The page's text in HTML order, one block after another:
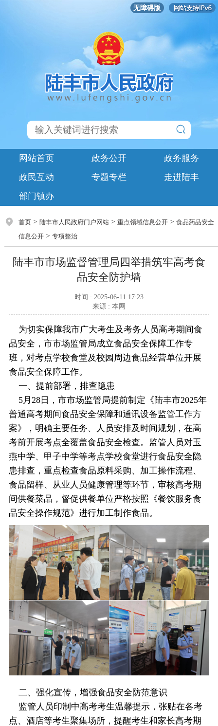
无障碍版
网站首页 政务公开
政务服务
政民互动
专题专栏
走进陆丰
部门镇办
首页> 陆丰市人民政府门户网站> 重点领域信息公开> 食品药品安全
信息公开> 专项整治
陆丰市市场监督管理局四举措筑牢高考食
品安全防护墙
时间 : 2025-06-11 17:23
来源 : 本网
为切实保障我市广大考生及考务人员高考期间食
品安全，市市场监管局成立食品安全保障工作专
班，对考点学校食堂及校园周边食品经营单位开展
食品安全保障工作。
一、提前部署，排查隐患
5月28日，市市场监管局提前制定《陆丰市2025年
普通高考期间食品安全保障和通讯设备监管工作方
案》，明确主要任务、人员安排及时间规划，在高
考前开展考点全覆盖食品安全检查。监管人员对玉
燕中学、甲子中学等考点学校食堂进行食品安全隐
患排查，重点检查食品原料采购、加工操作流程、
食品留样、从业人员健康管理等环节，审核高考期
间供餐菜品，督促供餐单位严格按照《餐饮服务食
品安全操作规范》进行加工制作食品。
二、强化宣传，增强食品安全防范意识
监管人员印制中高考考生温馨提示，张贴在各考
点、酒店等考生聚集场所，提醒考生和家长高考期